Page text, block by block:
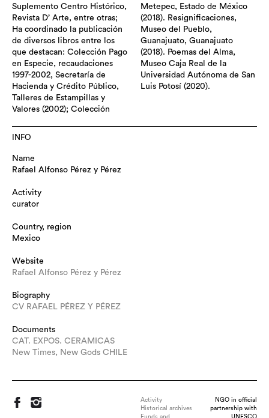
Suplemento Centro Histórico,
Revista D’ Arte, entre otras;
Ha coordinado la publicación
de diversos libros entre los
que destacan: Colección Pago
en Especie, recaudaciones
1997-2002, Secretaría de
Hacienda y Crédito Público,
Talleres de Estampillas y
Valores (2002); Colección
Metepec, Estado de México
(2018). Resignificaciones,
Museo del Pueblo,
Guanajuato, Guanajuato
(2018). Poemas del Alma,
Museo Caja Real de la
Universidad Autónoma de San
Luis Potosí (2020).
INFO
Name
Rafael Alfonso Pérez y Pérez
Activity
curator
Country, region
Mexico
Website
Rafael Alfonso Pérez y Pérez
Biography
CV RAFAEL PÉREZ Y PÉREZ
Documents
CAT. EXPOS. CERAMICAS
New Times, New Gods CHILE
Activity
Historical archives
Funds and
NGO in official
partnership with
UNESCO